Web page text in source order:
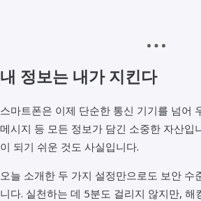
내 정보는 내가 지킨다
스마트폰은 이제 단순한 통신 기기를 넘어
메시지 등 모든 정보가 담긴 소중한 자산입
이 되기 쉬운 것도 사실입니다.
오늘 소개한 두 가지 설정만으로도 보안 수
니다. 실천하는 데 5분도 걸리지 않지만, 해